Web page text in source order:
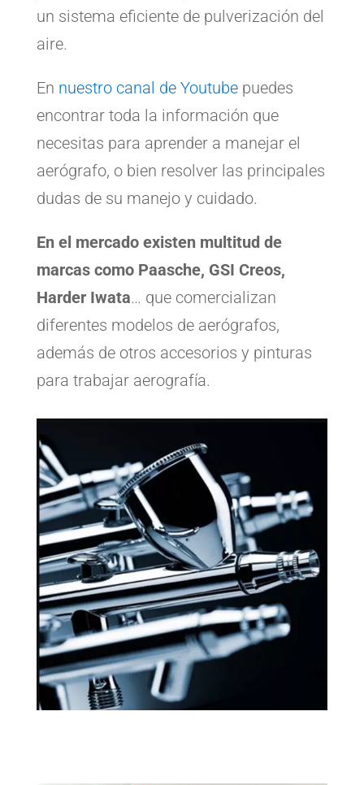
un sistema eficiente de pulverización del
aire.
En nuestro canal de Youtubepuedes
encontrar toda la información que
necesitas para aprender a manejar el
aerógrafo, o bien resolver las principales
dudas de su manejo y cuidado.
En el mercado existen multitud de
marcas como Paasche, GSI Creos,
Harder Iwata… que comercializan
diferentes modelos de aerógrafos,
además de otros accesorios y pinturas
para trabajar aerografía.